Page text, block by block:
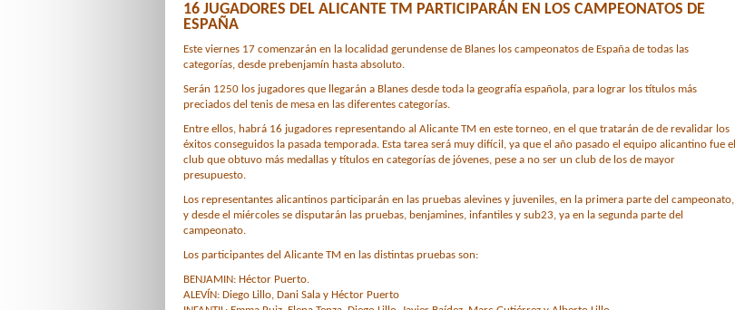
16 JUGADORES DEL ALICANTE TM PARTICIPARÁN EN LOS CAMPEONATOS DE
ESPAÑA
Este viernes 17 comenzarán en la localidad gerundense de Blanes los campeonatos de España de todas las
categorías, desde prebenjamín hasta absoluto.
Serán 1250 los jugadores que llegarán a Blanes desde toda la geografía española, para lograr los títulos más
preciados del tenis de mesa en las diferentes categorías.
Entre ellos, habrá 16 jugadores representando al Alicante TM en este torneo, en el que tratarán de de revalidar los
éxitos conseguidos la pasada temporada. Esta tarea será muy difícil, ya que el año pasado el equipo alicantino fue el
club que obtuvo más medallas y títulos en categorías de jóvenes, pese a no ser un club de los de mayor
presupuesto.
Los representantes alicantinos participarán en las pruebas alevines y juveniles, en la primera parte del campeonato,
y desde el miércoles se disputarán las pruebas, benjamines, infantiles y sub23, ya en la segunda parte del
campeonato.
Los participantes del Alicante TM en las distintas pruebas son:
BENJAMIN: Héctor Puerto.
ALEVÍN: Diego Lillo, Dani Sala y Héctor Puerto